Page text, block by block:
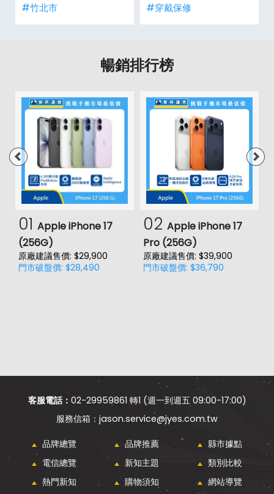
#竹北市
#穿戴保修
暢銷排行榜
01 Apple iPhone 17
(256G)
原廠建議售價: $29,900
門市破盤價: $28,490
02 Apple iPhone 17
Pro (256G)
原廠建議售價: $39,900
門市破盤價: $36,790
客服電話： 02-29959861 轉1 (週一到週五 09:00-17:00)
jason.service@jyes.com.tw
品牌總覽 品牌推薦
縣市據點
電信總覽
新知主題
類別比較
熱門新知
購物須知 網站導覽